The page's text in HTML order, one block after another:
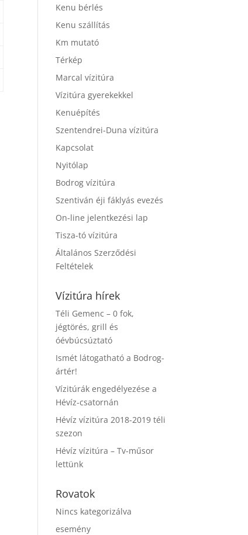
Kenu bérlés
Kenu szállítás
Km mutató
Térkép
Marcal vízitúra
Vízitúra gyerekekkel
Kenuépítés
Szentendrei-Duna vízitúra
Kapcsolat
Nyitólap
Bodrog vízitúra
Szentiván éji fáklyás evezés
On-line jelentkezési lap
Tisza-tó vízitúra
Általános Szerződési
Feltételek
Vízitúra hírek
Téli Gemenc – 0 fok,
jégtörés, grill és
óévbúcsúztató
Ismét látogatható a Bodrog-
ártér!
Vízitúrák engedélyezése a
Hévíz-csatornán
Hévíz vízitúra 2018-2019 téli
szezon
Hévíz vízitúra – Tv-műsor
lettünk
Rovatok
Nincs kategorizálva
esemény